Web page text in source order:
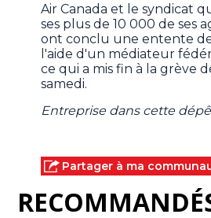
Air Canada et le syndicat
ses plus de 10 000 de ses
ont conclu une entente
l'aide d'un médiateur
ce qui a mis fin à la grève
samedi.
Entreprise dans cette
Partager à ma